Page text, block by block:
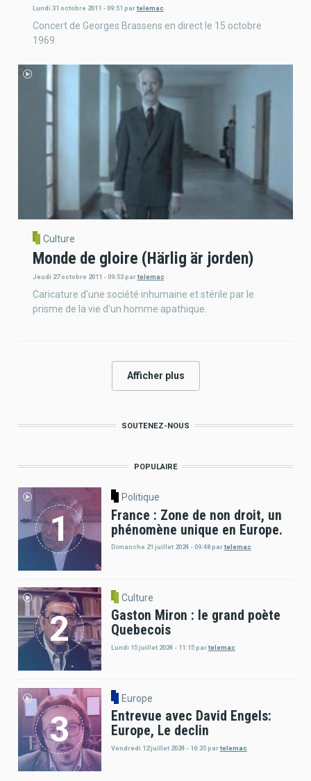
Lundi 31 octobre 2011 - 09:51 partelemac
Concert de Georges Brassens en direct le 15 octobre
1969.
Culture
Monde de gloire (Härlig är jorden)
Jeudi 27 octobre 2011 - 09:53 partelemac
Caricature d'une société inhumaine et stérile par le
prisme de la vie d'un homme apathique.
Afficher plus
SOUTENEZ-NOUS
POPULAIRE
Politique
France : Zone de non droit, un
phénomène unique en Europe.
Dimanche 21 juillet 2024 - 09:48 partelemac
Culture
Gaston Miron : le grand poète
Quebecois
Lundi 15 juillet 2024 - 11:15 partelemac
Europe
Entrevue avec David Engels:
Europe, Le declin
Vendredi 12 juillet 2024 - 16:35 partelemac